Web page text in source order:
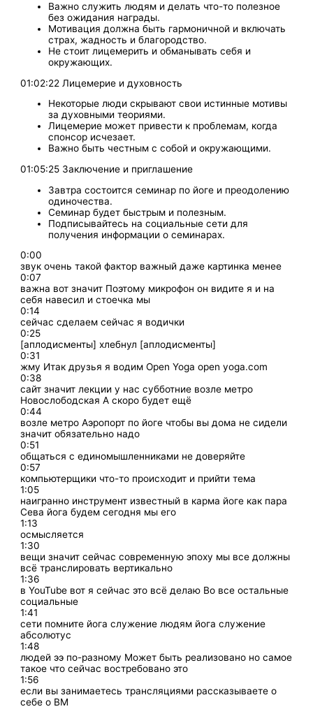
Важно служить людям и делать что-то полезное
без ожидания награды.
Мотивация должна быть гармоничной и включать
страх, жадность и благородство.
Не стоит лицемерить и обманывать себя и
окружающих.
01:02:22 Лицемерие и духовность
Некоторые люди скрывают свои истинные мотивы
за духовными теориями.
Лицемерие может привести к проблемам, когда
спонсор исчезает.
Важно быть честным с собой и окружающими.
01:05:25 Заключение и приглашение
Завтра состоится семинар по йоге и преодолению
одиночества.
Семинар будет быстрым и полезным.
Подписывайтесь на социальные сети для
получения информации о семинарах.
0:00
звук очень такой фактор важный даже картинка менее
0:07
важна вот значит Поэтому микрофон он видите я и на
себя навесил и стоечка мы
0:14
сейчас сделаем сейчас я водички
0:25
[аплодисменты] хлебнул [аплодисменты]
0:31
жму Итак друзья я водим Open Yoga open yoga.com
0:38
сайт значит лекции у нас субботние возле метро
Новослободская А скоро будет ещё
0:44
возле метро Аэропорт по йоге чтобы вы дома не сидели
значит обязательно надо
0:51
общаться с единомышленниками не доверяйте
0:57
компьютерщики что-то происходит и прийти тема
1:05
наигранно инструмент известный в карма йоге как пара
Сева йога будем сегодня мы его
1:13
осмысляется
1:30
вещи значит сейчас современную эпоху мы все должны
всё транслировать вертикально
1:36
в YouTube вот я сейчас это всё делаю Во все остальные
социальные
1:41
сети помните йога служение людям йога служение
абсолютус
1:48
людей ээ по-разному Может быть реализовано но самое
такое что сейчас востребовано это
1:56
если вы занимаетесь трансляциями рассказываете о
себе о ВМ